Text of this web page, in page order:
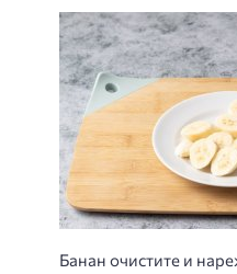
Банан очистите и